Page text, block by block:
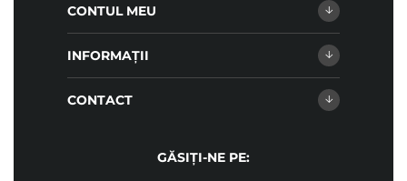
CONTUL MEU
INFORMAȚII
CONTACT
GĂSIȚI-NE PE: